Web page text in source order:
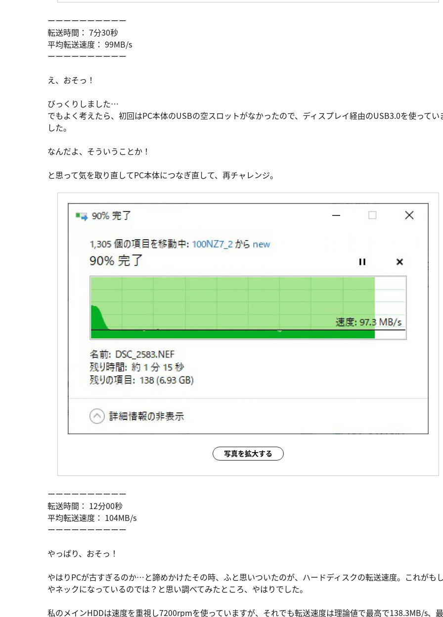
ーーーーーーーーーー
転送時間： 7分30秒
平均転送速度： 99MB/s
ーーーーーーーーーー
え、おそっ！
びっくりしました…
でもよく考えたら、初回はPC本体のUSBの空スロットがなかったので、ディスプレイ経由のUSB3.0を使ってい
した。
なんだよ、そういうことか！
と思って気を取り直してPC本体につなぎ直して、再チャレンジ。
写真を拡大する
ーーーーーーーーーー
転送時間： 12分00秒
平均転送速度： 104MB/s
ーーーーーーーーーー
やっぱり、おそっ！
やはりPCが古すぎるのか…と諦めかけたその時、ふと思いついたのが、ハードディスクの転送速度。これがも
やネックになっているのでは？と思い調べてみたところ、やはりでした。
私のメインHDDは速度を重視し7200rpmを使っていますが、それでも転送速度は理論値で最高で138.3MB/s、最